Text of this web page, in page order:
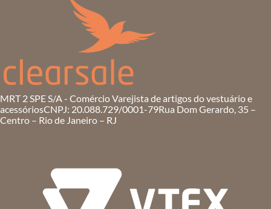
MRT 2 SPE S/A - Comércio Varejista de artigos do vestuário e
acessóriosCNPJ: 20.088.729/0001-79Rua Dom Gerardo, 35 –
Centro – Rio de Janeiro – RJ